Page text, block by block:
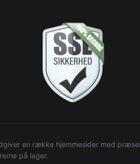
en række hjemmesider med
på lager.